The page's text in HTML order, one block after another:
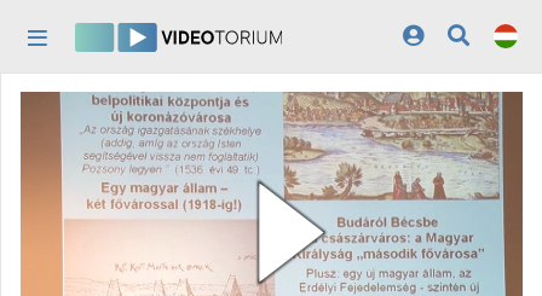
Kezdőlap
Bejelentkezés
Felfedezés
Kategóriák